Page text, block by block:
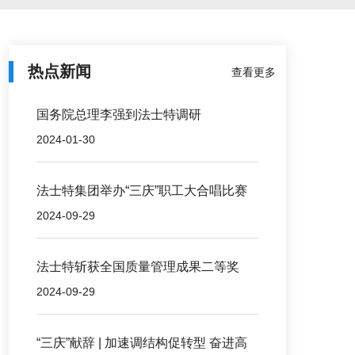
热点新闻 查看更多
国务院总理李强到法士特调研
2024-01-30
法士特集团举办“三庆”职工大合唱比赛
2024-09-29
法士特斩获全国质量管理成果二等奖
2024-09-29
“三庆”献辞 | 加速调结构促转型 奋进高